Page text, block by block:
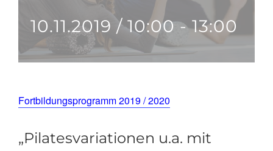
10.11.2019 / 10:00-13:00
Fortbildungsprogramm 2019 / 2020
„Pilatesvariationen u.a. mit